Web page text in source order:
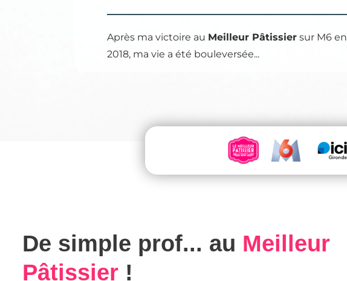
Après ma victoire au Meilleur Pâtissier sur M6 en
2018, ma vie a été bouleversée...
De simple prof... au Meilleur
Pâtissier !